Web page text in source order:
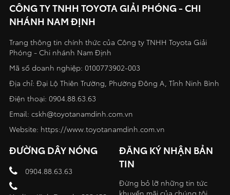
CÔNG TY TNHH TOYOTA GIẢI PHÓNG - CHI
NHÁNH NAM ĐỊNH
Trang thông tin chính thức của Công ty TNHH Toyota Giải
Phóng - Chi nhánh Nam Định
Mã số doanh nghiệp: 0100773902-003
Địa chỉ: Đại Lộ Thiên Trường, Phường Đông A, Tỉnh Ninh Bình
Điện thoại: 0904.88.63.63
Email: cskh@toyotanamdinh.com.vn
Website: https://www.toyotanamdinh.com.vn
ĐƯỜNG DÂY NÓNG
0904.88.63.63
ĐĂNG KÝ NHẬN BẢN
TIN
Đừng bỏ lỡ những tin tức
khuyến mãi của chúng tôi